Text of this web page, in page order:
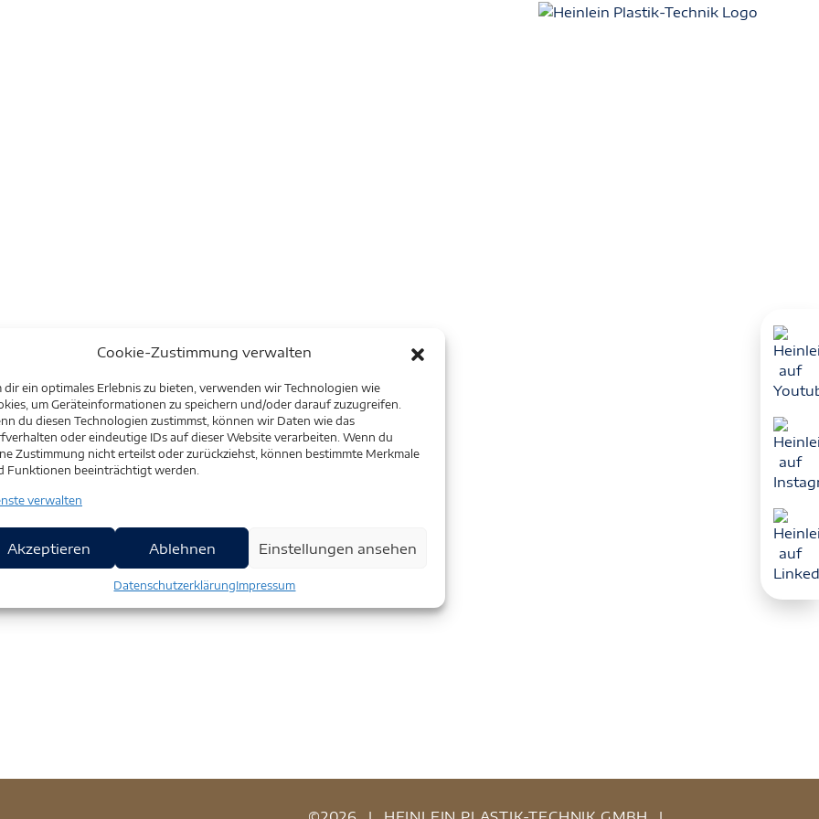
Cookie-Zustimmung verwalten
dir ein optimales Erlebnis zu bieten, verwenden wir Technologien wie
um Geräteinformationen zu speichern und/oder darauf zuzugreifen.
du diesen Technologien zustimmst, können wir Daten wie das
oder eindeutige IDs auf dieser Website verarbeiten. Wenn du
Zustimmung nicht erteilst oder zurückziehst, können bestimmte Merkmale
Funktionen beeinträchtigt werden.
verwalten
Akzeptieren Ablehnen Einstellungen ansehen
DatenschutzerklärungImpressum